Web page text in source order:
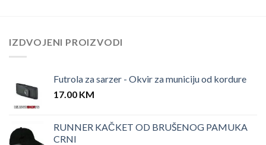
IZDVOJENI PROIZVODI
Futrola za sarzer - Okvir za municiju od kordure
17.00 KM
RUNNER KAČKET OD BRUŠENOG PAMUKA
CRNI